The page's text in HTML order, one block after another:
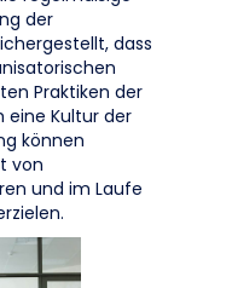
der
dass
Praktiken der
eine Kultur der
können
von
und im Laufe